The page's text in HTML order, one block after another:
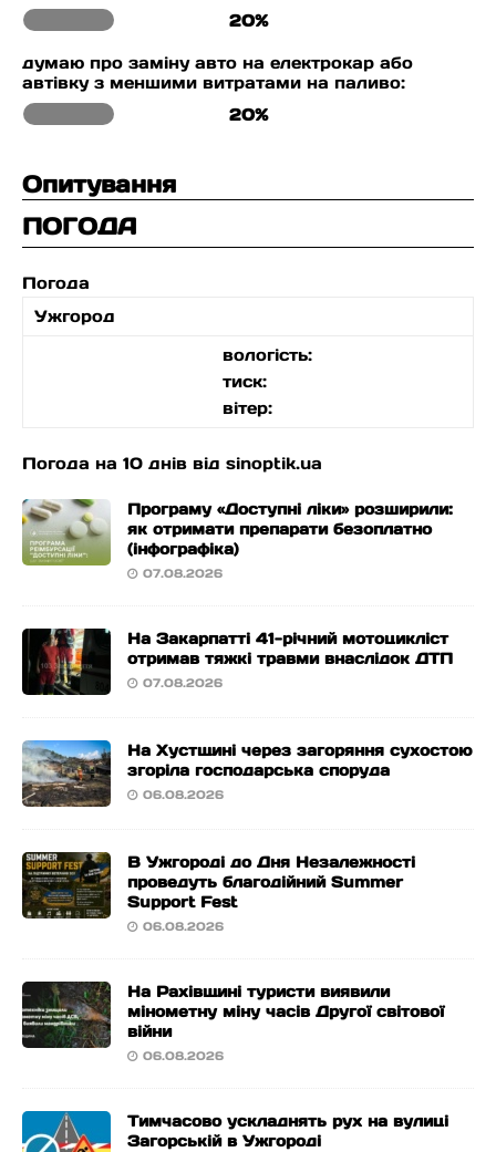
20%
думаю про заміну авто на електрокар або
автівку з меншими витратами на паливо:
20%
Опитування
ПОГОДА
Погода
Ужгород
вологість:
тиск:
вітер:
Погода на 10 днів від sinoptik.ua
Програму «Доступні ліки» розширили:
як отримати препарати безоплатно
(інфографіка)
07.08.2026
На Закарпатті 41-річний мотоцикліст
отримав тяжкі травми внаслідок ДТП
07.08.2026
На Хустщині через загоряння сухостою
згоріла господарська споруда
06.08.2026
В Ужгороді до Дня Незалежності
проведуть благодійний Summer
Support Fest
06.08.2026
На Рахівщині туристи виявили
мінометну міну часів Другої світової
війни
06.08.2026
Тимчасово ускладнять рух на вулиці
Загорській в Ужгороді